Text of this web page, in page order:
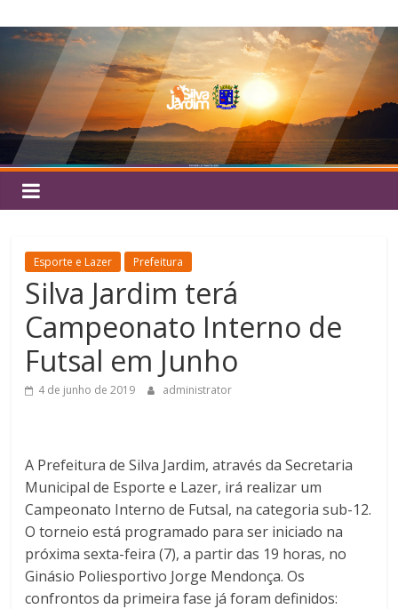
para
conteúdo
Silva
Jardim
Esporte e Lazer Prefeitura
Silva Jardim terá
Campeonato Interno de
Futsal em Junho
4 de junho de 2019 administrator
A Prefeitura de Silva Jardim, através da Secretaria
Municipal de Esporte e Lazer, irá realizar um
Campeonato Interno de Futsal, na categoria sub-12.
O torneio está programado para ser iniciado na
próxima sexta-feira (7), a partir das 19 horas, no
Ginásio Poliesportivo Jorge Mendonça. Os
confrontos da primeira fase já foram definidos: